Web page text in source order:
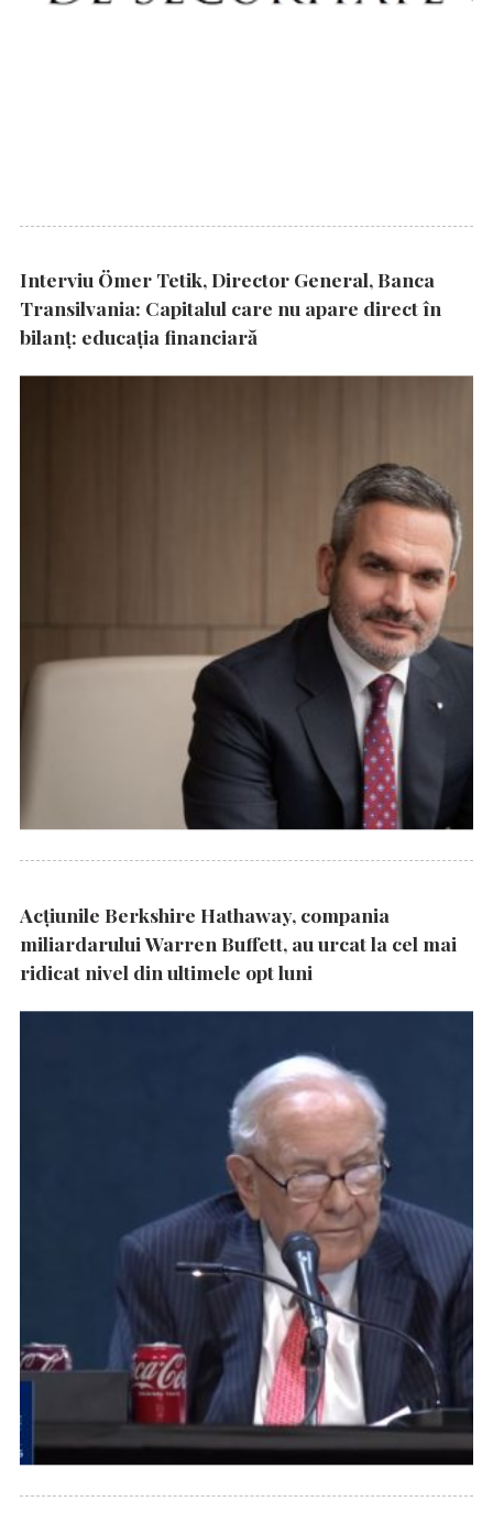
Interviu Ömer Tetik, Director General, Banca
Transilvania: Capitalul care nu apare direct în
bilanț: educația financiară
Acțiunile Berkshire Hathaway, compania
miliardarului Warren Buffett, au urcat la cel mai
ridicat nivel din ultimele opt luni